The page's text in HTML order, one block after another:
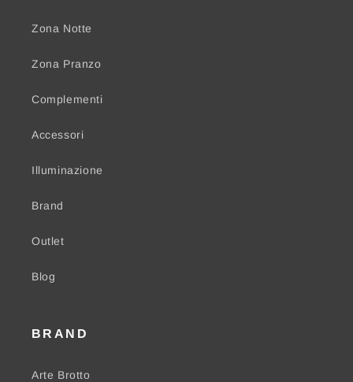
Zona Notte
Zona Pranzo
Complementi
Accessori
Illuminazione
Brand
Outlet
Blog
BRAND
Arte Brotto